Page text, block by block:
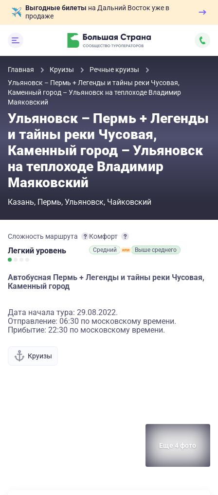
Выгодные билеты на Дальний Восток уже в
продаже
Главная Круизы
Речные круизы
Ульяновск – Пермь + Легенды и тайны реки Чусовая,
Каменный город – Ульяновск на теплоходе Владимир
Маяковский
Ульяновск – Пермь + Легенды
и тайны реки Чусовая,
Каменный город – Ульяновск
на теплоходе Владимир
Маяковский
Казань Пермь Ульяновск Чайковский
Сложность маршрута
Легкий уровень
Комфорт
Средний Выше среднего
Автобусная Пермь + Легенды и тайны реки Чусовая,
Каменный город
Дата начала тура: 29.08.2022.
Отправление: 06:30 по московскому времени.
Прибытие: 22:30 по московскому времени.
Круизы
Еще 4 фото